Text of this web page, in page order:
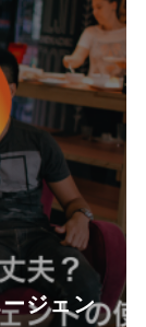
ジェン